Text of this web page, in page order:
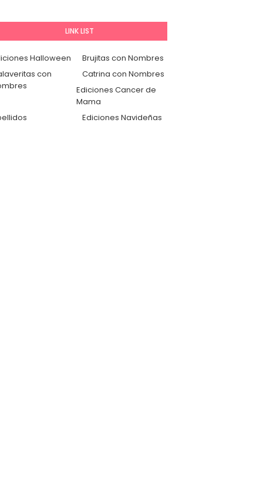
LINK LIST
Halloween
Brujitas con Nombres
con
Catrina con Nombres
Ediciones Cancer de
Mama
Ediciones Navideñas